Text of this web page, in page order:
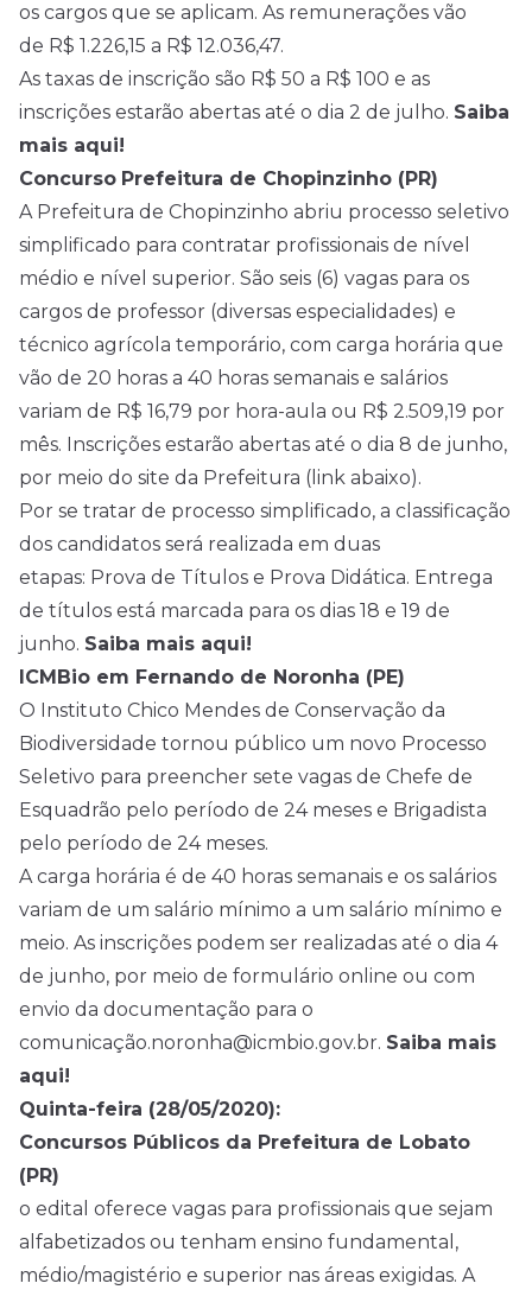
os cargos que se aplicam. As remunerações vão
de R$ 1.226,15 a R$ 12.036,47.
As taxas de inscrição são R$ 50 a R$ 100 e as
inscrições estarão abertas até o dia 2 de julho. Saiba
mais aqui!
Concurso Prefeitura de Chopinzinho (PR)
A Prefeitura de Chopinzinho abriu processo seletivo
simplificado para contratar profissionais de nível
médio e nível superior. São seis (6) vagas para os
cargos de professor (diversas especialidades) e
técnico agrícola temporário, com carga horária que
vão de 20 horas a 40 horas semanais e salários
variam de R$ 16,79 por hora-aula ou R$ 2.509,19 por
mês. Inscrições estarão abertas até o dia 8 de junho,
por meio do site da Prefeitura (link abaixo).
Por se tratar de processo simplificado, a classificação
dos candidatos será realizada em duas
etapas: Prova de Títulos e Prova Didática. Entrega
de títulos está marcada para os dias 18 e 19 de
junho. Saiba mais aqui!
ICMBio em Fernando de Noronha (PE)
O Instituto Chico Mendes de Conservação da
Biodiversidade tornou público um novo Processo
Seletivo para preencher sete vagas de Chefe de
Esquadrão pelo período de 24 meses e Brigadista
pelo período de 24 meses.
A carga horária é de 40 horas semanais e os salários
variam de um salário mínimo a um salário mínimo e
meio. As inscrições podem ser realizadas até o dia 4
de junho, por meio de formulário online ou com
envio da documentação para o
comunicação.noronha@icmbio.gov.br. Saiba mais
aqui!
Quinta-feira (28/05/2020):
Concursos Públicos da Prefeitura de Lobato
(PR)
o edital oferece vagas para profissionais que sejam
alfabetizados ou tenham ensino fundamental,
médio/magistério e superior nas áreas exigidas. A